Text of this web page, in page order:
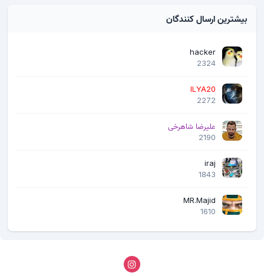
بیشترین ارسال کنندگان
hacker
2324
ILYA20
2272
علیرضا شاهرخی
2190
iraj
1843
MR.Majid
1610